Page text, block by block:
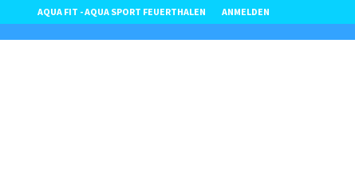
AQUA FIT - AQUA SPORT FEUERTHALEN ANMELDEN